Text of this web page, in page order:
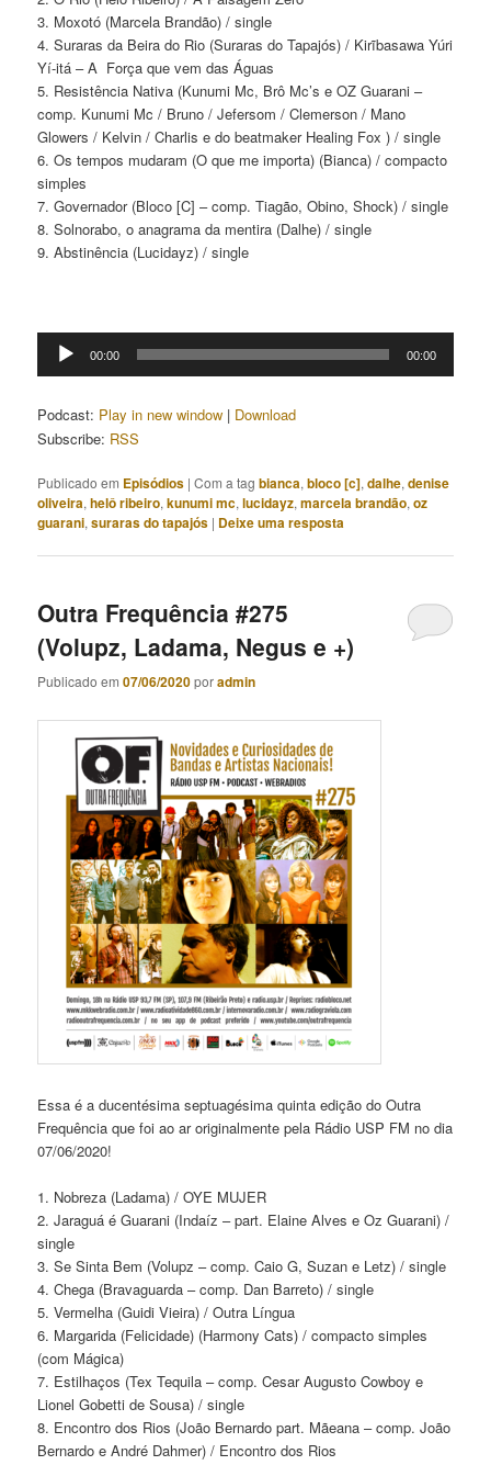
3. Moxotó (Marcela Brandão) / single
4. Suraras da Beira do Rio (Suraras do Tapajós) / Kirĩbasawa Yúri
Yí-itá – A Força que vem das Águas
5. Resistência Nativa (Kunumi Mc, Brô Mc’s e OZ Guarani –
comp. Kunumi Mc / Bruno / Jefersom / Clemerson / Mano
Glowers / Kelvin / Charlis e do beatmaker Healing Fox ) / single
6. Os tempos mudaram (O que me importa) (Bianca) / compacto
simples
7. Governador (Bloco [C] – comp. Tiagão, Obino, Shock) / single
8. Solnorabo, o anagrama da mentira (Dalhe) / single
9. Abstinência (Lucidayz) / single
Tocador
00:00 00:00
Podcast: Play in new window | Download
Subscribe: RSS
Publicado em Episódios |Com a tagbianca,bloco [c],dalhe,denise
oliveira,helô ribeiro,kunumi mc,lucidayz,marcela brandão,oz
guarani,suraras do tapajós | Deixe uma resposta
Outra Frequência #275
(Volupz, Ladama, Negus e +)
Publicado em07/06/2020poradmin
Essa é a ducentésima septuagésima quinta edição do Outra
Frequência que foi ao ar originalmente pela Rádio USP FM no dia
07/06/2020!
1. Nobreza (Ladama) / OYE MUJER
2. Jaraguá é Guarani (Indaíz – part. Elaine Alves e Oz Guarani) /
single
3. Se Sinta Bem (Volupz – comp. Caio G, Suzan e Letz) / single
4. Chega (Bravaguarda – comp. Dan Barreto) / single
5. Vermelha (Guidi Vieira) / Outra Língua
6. Margarida (Felicidade) (Harmony Cats) / compacto simples
(com Mágica)
7. Estilhaços (Tex Tequila – comp. Cesar Augusto Cowboy e
Lionel Gobetti de Sousa) / single
8. Encontro dos Rios (João Bernardo part. Mãeana – comp. João
Bernardo e André Dahmer) / Encontro dos Rios